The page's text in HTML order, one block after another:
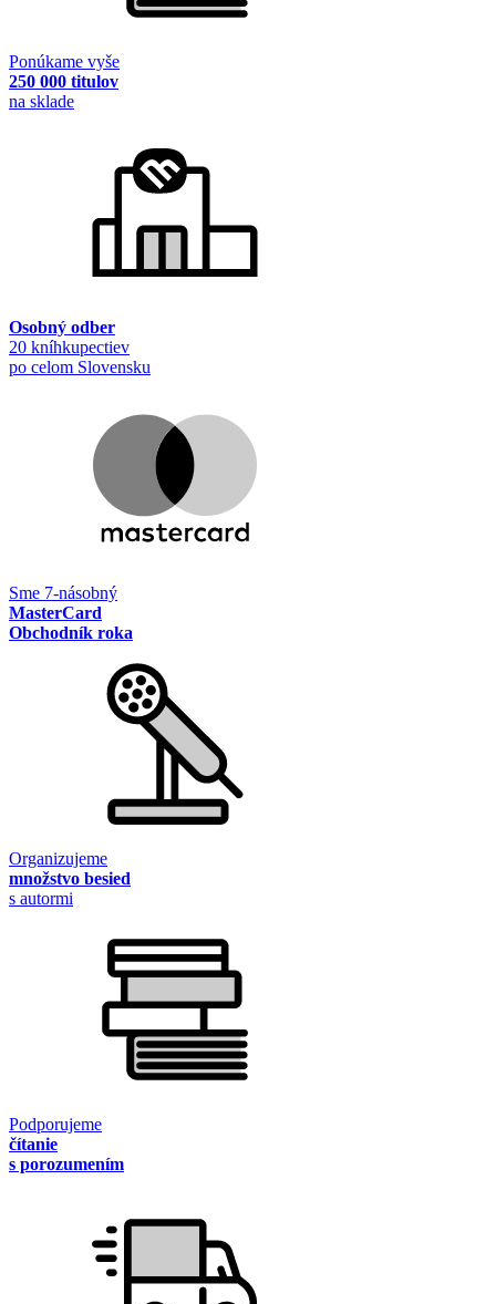
Ponúkame vyše
250 000 titulov
na sklade
Osobný odber
20 kníhkupectiev
po celom Slovensku
Sme 7-násobný
MasterCard
Obchodník roka
Organizujeme
množstvo besied
s autormi
Podporujeme
čítanie
s porozumením